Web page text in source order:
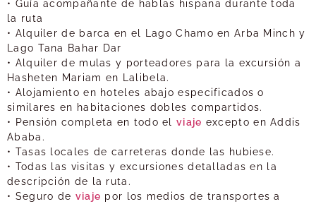
• Guía acompañante de hablas hispana durante toda
la ruta
• Alquiler de barca en el Lago Chamo en Arba Minch y
Lago Tana Bahar Dar
• Alquiler de mulas y porteadores para la excursión a
Hasheten Mariam en Lalibela.
• Alojamiento en hoteles abajo especificados o
similares en habitaciones dobles compartidos.
• Pensión completa en todo el viaje excepto en Addis
Ababa.
• Tasas locales de carreteras donde las hubiese.
• Todas las visitas y excursiones detalladas en la
descripción de la ruta.
• Seguro de viaje por los medios de transportes a